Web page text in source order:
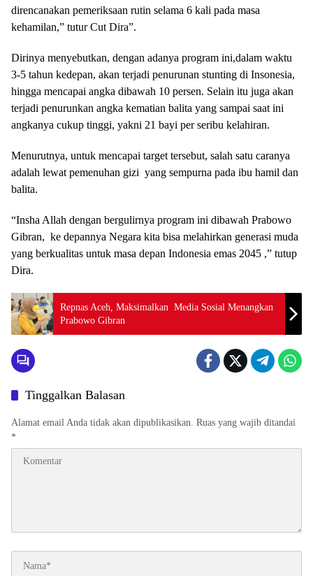
direncanakan pemeriksaan rutin selama 6 kali pada masa
kehamilan,” tutur Cut Dira”.
Dirinya menyebutkan, dengan adanya program ini,dalam waktu
3-5 tahun kedepan, akan terjadi penurunan stunting di Insonesia,
hingga mencapai angka dibawah 10 persen. Selain itu juga akan
terjadi penurunkan angka kematian balita yang sampai saat ini
angkanya cukup tinggi, yakni 21 bayi per seribu kelahiran.
Menurutnya, untuk mencapai target tersebut, salah satu caranya
adalah lewat pemenuhan gizi yang sempurna pada ibu hamil dan
balita.
“Insha Allah dengan bergulirnya program ini dibawah Prabowo
Gibran, ke depannya Negara kita bisa melahirkan generasi muda
yang berkualitas untuk masa depan Indonesia emas 2045 ,” tutup
Dira.
Repnas Aceh, Maksimalkan Media Sosial Menangkan
Prabowo Gibran
Tinggalkan Balasan
Alamat email Anda tidak akan dipublikasikan. Ruas yang wajib ditandai
*